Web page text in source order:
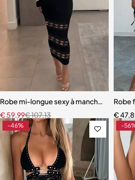
Robe mi-longue sexy à manches
€107,13
€ 59,99
Robe
€
-46% -